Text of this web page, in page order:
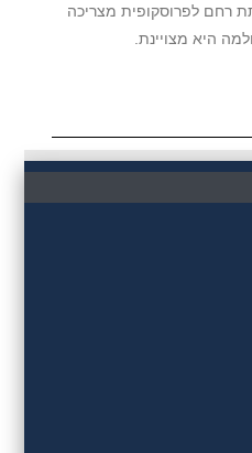
רחם לפרוסקופית מצריכה
היא מצויינת.